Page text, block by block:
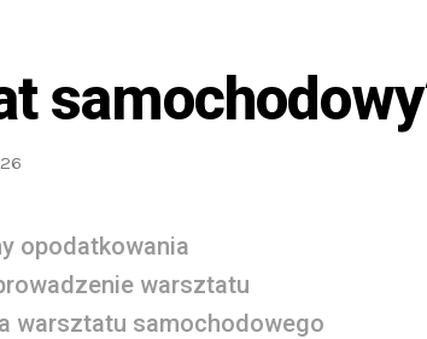
opodatkowania
warsztatu
warsztatu samochodowego